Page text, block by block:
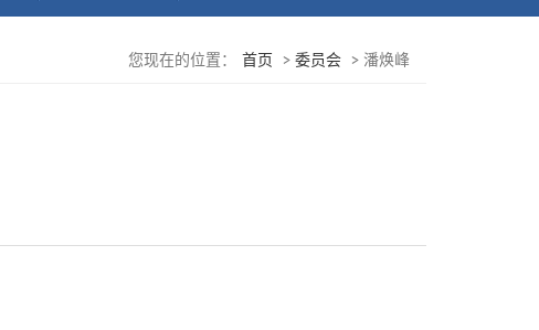
您现在的位置： 首页 > 委员会 > 潘焕峰